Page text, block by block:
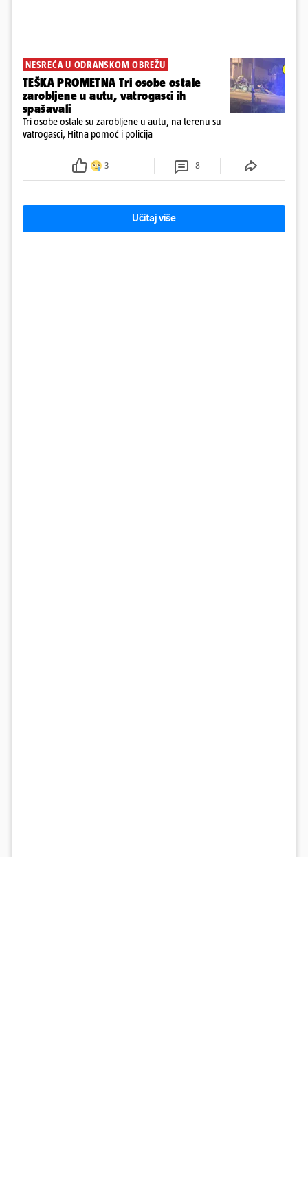
NESREĆA U ODRANSKOM OBREŽU
TEŠKA PROMETNA Tri osobe ostale
zarobljene u autu, vatrogasci ih
spašavali
Tri osobe ostale su zarobljene u autu, na terenu su
vatrogasci, Hitna pomoć i policija
3 8
Učitaj više